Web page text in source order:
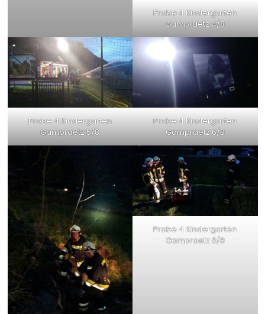
Probe 4 Kindergarten
Gampraetz 4/8
Probe 4 Kindergarten
Gampraetz 5/8
Probe 4 Kindergarten
Gampraetz 6/8
Probe 4 Kindergarten
Gampraetz 8/8